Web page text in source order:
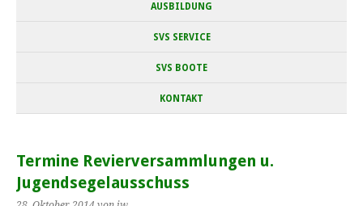
AUSBILDUNG
SVS SERVICE
SVS BOOTE
KONTAKT
Termine Revierversammlungen u.
Jugendsegelausschuss